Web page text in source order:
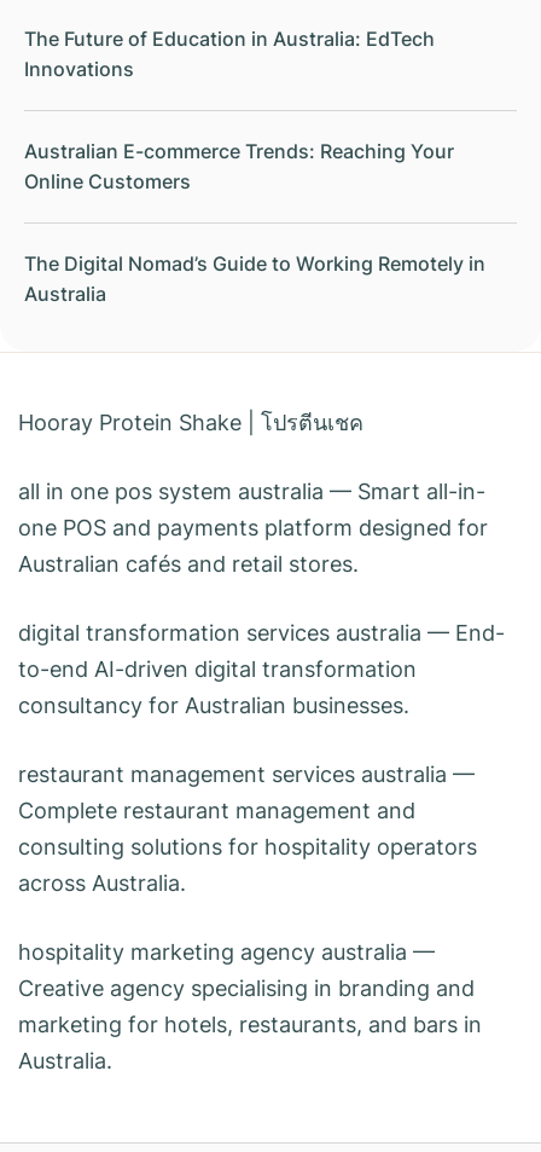
The Future of Education in Australia: EdTech
Innovations
Australian E-commerce Trends: Reaching Your
Online Customers
The Digital Nomad’s Guide to Working Remotely in
Australia
Hooray Protein Shake โปรตีนเชค
all in one pos system australia — Smart all-in-
one POS and payments platform designed for
Australian cafés and retail stores.
digital transformation services australia — End-
to-end AI-driven digital transformation
consultancy for Australian businesses.
restaurant management services australia —
Complete restaurant management and
consulting solutions for hospitality operators
across Australia.
hospitality marketing agency australia —
Creative agency specialising in branding and
marketing for hotels, restaurants, and bars in
Australia.